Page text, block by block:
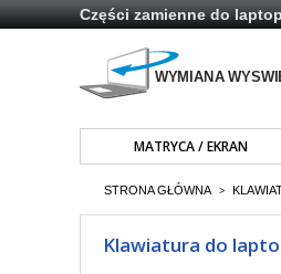
Części zamienne do
MATRYCA / EKRAN
STRONA GŁÓWNA >
Klawiatura do